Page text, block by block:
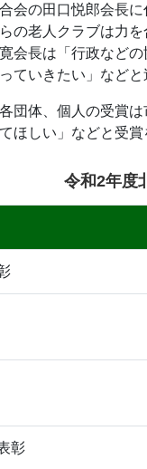
会の田口悦郎会長
の老人クラブは力
会長は「行政など
ていきたい」などと
団体、個人の受賞
ほしい」などと受賞
令和2年度
彰